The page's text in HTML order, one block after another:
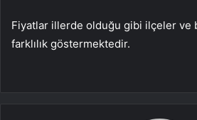
Fiyatlar illerde olduğu gibi ilçeler ve
farklılık göstermektedir.